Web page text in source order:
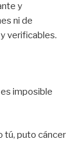
y
ni de
verificables.
imposible
tú, puto cáncer